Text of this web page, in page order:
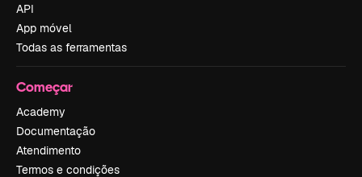
API
App móvel
Todas as ferramentas
Começar
Academy
Documentação
Atendimento
Termos e condições